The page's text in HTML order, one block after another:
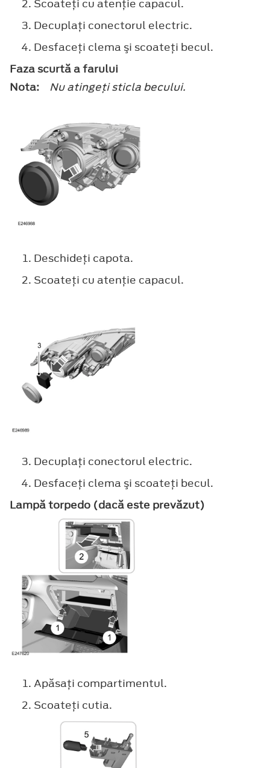
Scoateţi cu atenţie capacul.
Decuplaţi conectorul electric.
Desfaceţi clema şi scoateţi becul.
Faza scurtă a farului
Nota:
Nu atingeţi sticla becului.
Deschideţi capota.
Scoateţi cu atenţie capacul.
Decuplaţi conectorul electric.
Desfaceţi clema şi scoateţi becul.
Lampă torpedo (dacă este prevăzut)
Apăsaţi compartimentul.
Scoateţi cutia.